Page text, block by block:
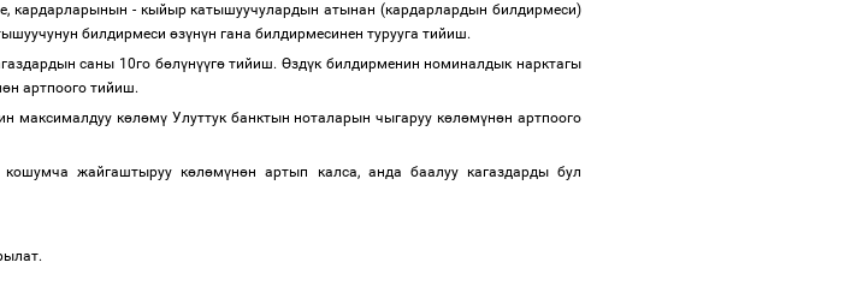
кардарларынын - кыйыр катышуучулардын атынан (кардарлардын билдирмеси)
билдирмеси өзүнүн гана билдирмесинен турууга тийиш.
саны 10го бөлүнүүгөтийиш. Өздүк билдирменин номиналдык нарктагы
өн артпоого тийиш.
максималдуу көлөмүУлуттук банктын ноталарын чыгаруу көлөмүнөн артпоого
жайгаштыруу көлөмүнөн артып калса, анда баалуу кагаздарды бул